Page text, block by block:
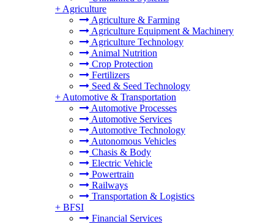
+ Agriculture
Agriculture & Farming
Agriculture Equipment & Machinery
Agriculture Technology
Animal Nutrition
Crop Protection
Fertilizers
Seed & Seed Technology
+ Automotive & Transportation
Automotive Processes
Automotive Services
Automotive Technology
Autonomous Vehicles
Chasis & Body
Electric Vehicle
Powertrain
Railways
Transportation & Logistics
+ BFSI
Financial Services